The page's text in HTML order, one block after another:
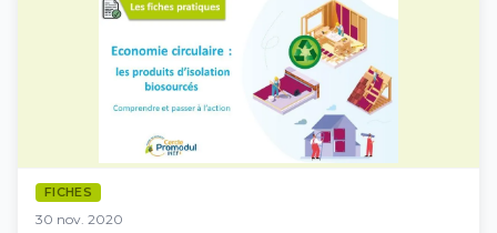
FICHES
30 nov. 2020